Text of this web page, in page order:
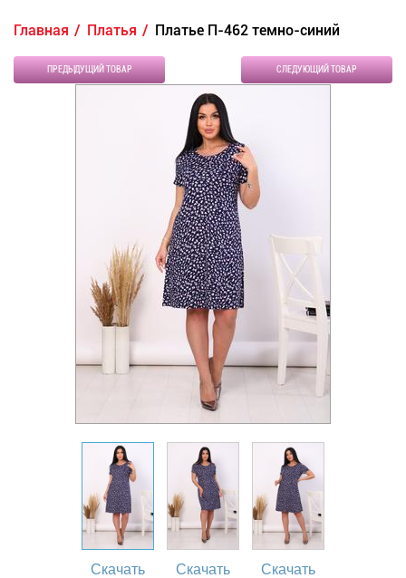
Главная Платья Платье П-462 темно-синий
ПРЕДЫДУЩИЙ ТОВАР СЛЕДУЮЩИЙ ТОВАР
Скачать Скачать Скачать